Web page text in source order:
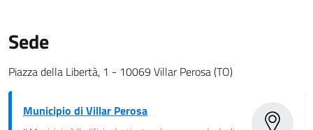
Sede
Piazza della Libertà, 1 - 10069 Villar Perosa (TO)
Municipio di Villar Perosa